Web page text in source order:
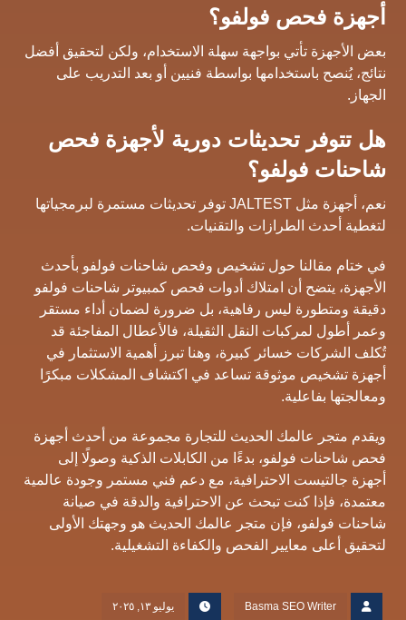
أجهزة فحص فولفو؟
بعض الأجهزة تأتي بواجهة سهلة الاستخدام، ولكن لتحقيق أفضل
نتائج، يُنصح باستخدامها بواسطة فنيين أو بعد التدريب على
الجهاز.
هل تتوفر تحديثات دورية لأجهزة فحص
شاحنات فولفو؟
نعم، أجهزة مثل JALTEST توفر تحديثات مستمرة لبرمجياتها
لتغطية أحدث الطرازات والتقنيات.
في ختام مقالنا حول تشخيص وفحص شاحنات فولفو بأحدث
الأجهزة، يتضح أن امتلاك أدوات فحص كمبيوتر شاحنات فولفو
دقيقة ومتطورة ليس رفاهية، بل ضرورة لضمان أداء مستقر
وعمر أطول لمركبات النقل الثقيلة، فالأعطال المفاجئة قد
تُكلف الشركات خسائر كبيرة، وهنا تبرز أهمية الاستثمار في
أجهزة تشخيص موثوقة تساعد في اكتشاف المشكلات مبكرًا
ومعالجتها بفاعلية.
ويقدم متجر عالمك الحديث للتجارة مجموعة من أحدث أجهزة
فحص شاحنات فولفو، بدءًا من الكابلات الذكية وصولًا إلى
أجهزة جالتيست الاحترافية، مع دعم فني مستمر وجودة عالمية
معتمدة، فإذا كنت تبحث عن الاحترافية والدقة في صيانة
شاحنات فولفو، فإن متجر عالمك الحديث هو وجهتك الأولى
لتحقيق أعلى معايير الفحص والكفاءة التشغيلية.
Basma SEO Writer يوليو ١٣, ٢٠٢٥